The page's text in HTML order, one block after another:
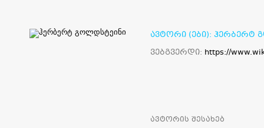
ავტორი (ები): ჰერბერტ
ვებგვერდი: https://
ავტორის შესახებ